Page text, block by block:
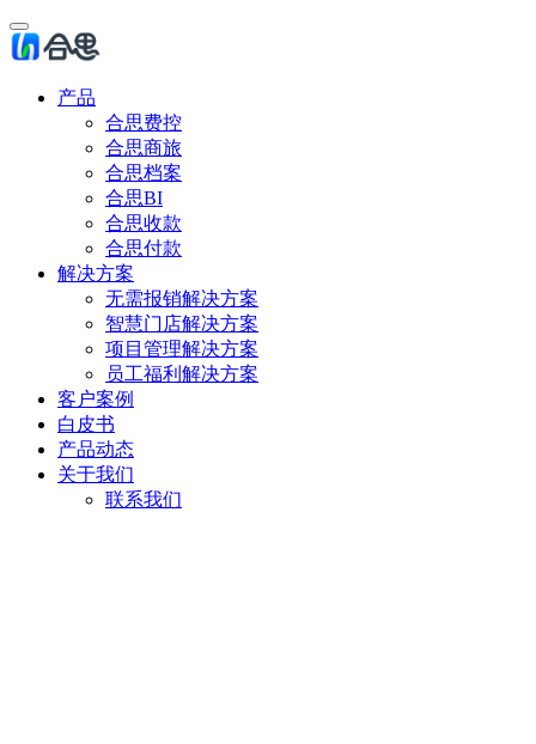
产品
合思费控
合思商旅
合思档案
合思BI
合思收款
合思付款
解决方案
无需报销解决方案
智慧门店解决方案
项目管理解决方案
员工福利解决方案
客户案例
白皮书
产品动态
关于我们
联系我们